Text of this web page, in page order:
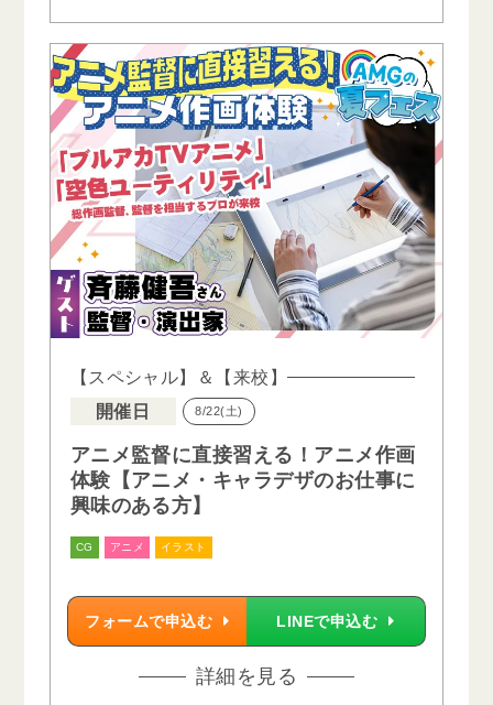
【スペシャル】＆【来校】
開催日
8/22(土)
アニメ監督に直接習える！アニメ作画
体験【アニメ・キャラデザのお仕事に
興味のある方】
CG アニメ イラスト
フォームで申込む LINEで申込む
詳細を見る